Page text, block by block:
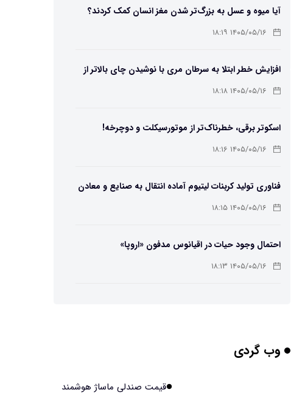
آیا میوه و عسل به بزرگ‌تر شدن مغز انسان کمک کردند؟
۱۴۰۵/۰۵/۱۶ ۱۸:۱۹
افزایش خطر ابتلا به سرطان مری با نوشیدن چای بالاتر از
دمای ۶۵ درجه۱۴۰۵/۰۵/۱۶ ۱۸:۱۸
اسکوتر برقی، خطرناک‌تر از موتورسیکلت و دوچرخه!
۱۴۰۵/۰۵/۱۶ ۱۸:۱۶
فناوری تولید کربنات لیتیوم آماده انتقال به صنایع و معادن
است۱۴۰۵/۰۵/۱۶ ۱۸:۱۵
احتمال وجود حیات در اقیانوس مدفون «اروپا»
۱۴۰۵/۰۵/۱۶ ۱۸:۱۳
وب گردی
قیمت صندلی ماساژ هوشمند